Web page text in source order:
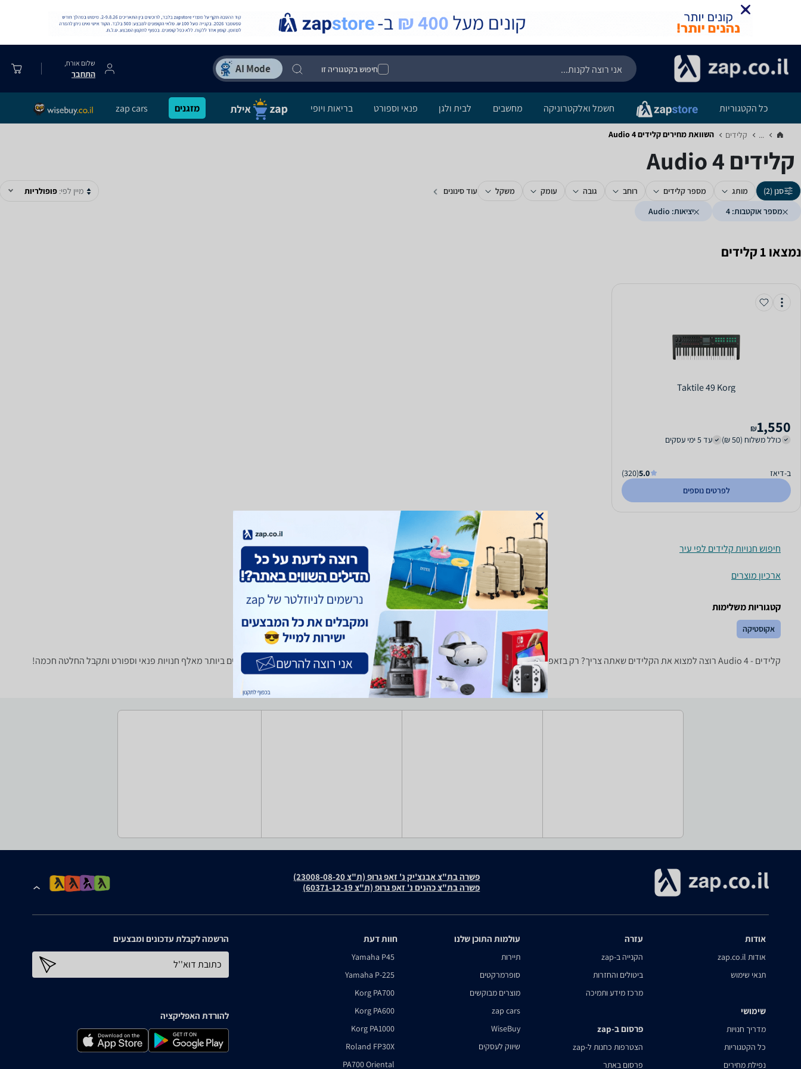
חיפוש בקטגוריה זו
שלום אורח,
התחבר
כל הקטגוריות חשמל ואלקטרוניקה מחשבים לבית ולגן פנאי וספורט בריאות ויופי מזגנים zap cars
... קלידים‏ השוואת מחירים קלידים ‏4 ‏Audio
קלידים ‏4 ‏Audio
סנן (2) מותג מספר קלידים רוחב גובה עומק משקל
עוד סינונים
מספר אוקטבות: 4
יציאות: Audio
מיין לפי: פופולריות
נמצאו 1 קלידים
Taktile 49 Korg
1,550
₪
כולל משלוח (50 ₪)
עד 5 ימי עסקים
ב-דיאז 5.0
(320)
לפרטים נוספים
חיפוש חנויות קלידים לפי עיר
ארכיון מוצרים
קטגוריות משלימות
אקוסטיקה
קלידים - ‏4 ‏Audio רוצה למצוא את הקלידים שאתה צריך? רק בזאפ תמצא מאות ביקורות על קלידים מערכת סינון מתקדמת לפי יצרן , סוג ועוד, השוואת מחירים ביותר מאלף חנויות פנאי וספורט ותקבל החלטה חכמה!
פשרה בת"צ אבנצ'יק נ' זאפ גרופ (ת"צ 23008-08-20)
פשרה בת"צ כהנים נ' זאפ גרופ (ת"צ 60371-12-19)
אודות
אודות zap.co.il
תנאי שימוש
שימושי
מדריך חנויות
כל הקטגוריות
נפילת מחירים
עזרה
הקנייה ב-zap
ביטולים והחזרות
מרכז מידע ותמיכה
פרסום ב-zap
הצטרפות כחנות ל-zap
פרסום באתר
עולמות התוכן שלנו
תיירות
סופרמרקטים
מוצרים מבוקשים
zap cars
WiseBuy
שיווק לעסקים
חוות דעת
Yamaha P45
Yamaha P-225
Korg PA700
Korg PA600
Korg PA1000
Roland FP30X
PA700 Oriental
הרשמה לקבלת עדכונים ומבצעים
כתובת דוא''ל
להורדת האפליקציה